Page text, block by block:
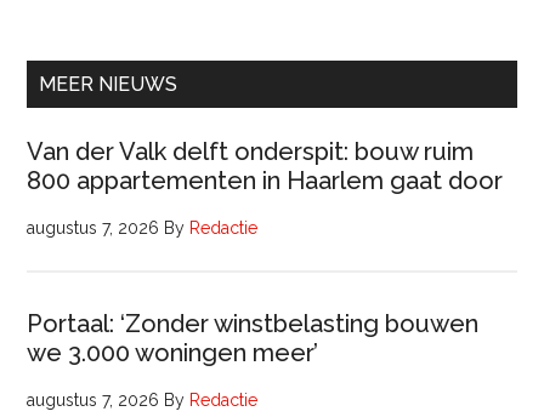
uur)
MEER NIEUWS
Van der Valk delft onderspit: bouw ruim
800 appartementen in Haarlem gaat door
augustus 7, 2026 By Redactie
Portaal: ‘Zonder winstbelasting bouwen
we 3.000 woningen meer’
augustus 7, 2026 By Redactie